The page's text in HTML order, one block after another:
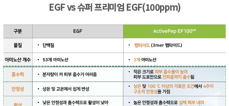
EGF vs 슈퍼 프리미엄 EGF(100ppm)